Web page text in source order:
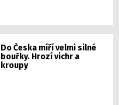
Do Česka míří velmi silné
bouřky. Hrozí vichr a
kroupy